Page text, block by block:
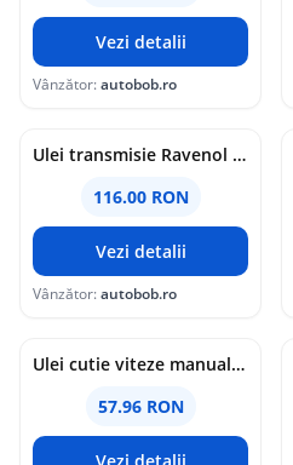
Vezi detalii
Vânzător:autobob.ro
Ulei transmisie Ravenol SLS SAE 75W-140 GL 5 LS 1 L 1L
116.00 RON
Vezi detalii
Vânzător:autobob.ro
Ulei cutie viteze manuala KROON OIL SP Gear 5015 Premium Multi MTF 75W80 36627, volum 1 litru, sintetic
57.96 RON